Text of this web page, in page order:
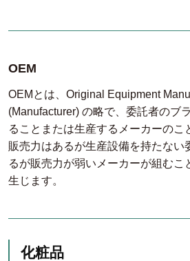
OEM
OEMとは、Original Equipment
(Manufacturer) の略で、委託者のブ
ることまたは生産するメーカーのこ
販売力はあるが生産設備を持たない
るが販売力が弱いメーカーが組むこ
生じます。
化粧品